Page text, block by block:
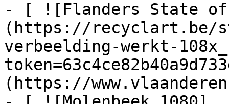
- [ ![Flanders State
(https://recyclart.be/
verbeelding-werkt-
(https://